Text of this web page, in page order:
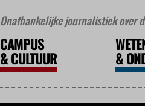
Onafhankelijke journalistiek over
CAMPUS
&CULTUUR &